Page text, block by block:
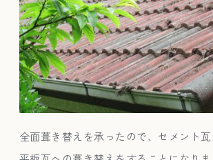
全面葺き替えを承ったので、セメント